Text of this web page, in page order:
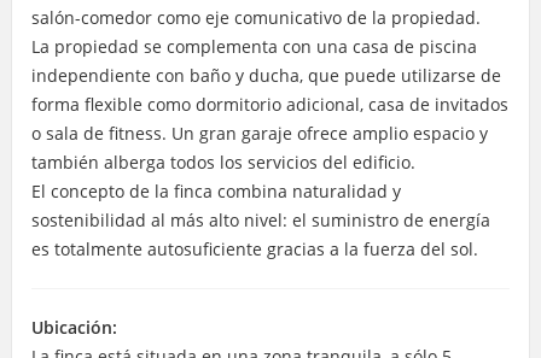
salón-comedor como eje comunicativo de la propiedad.
La propiedad se complementa con una casa de piscina
independiente con baño y ducha, que puede utilizarse de
forma flexible como dormitorio adicional, casa de invitados
o sala de fitness. Un gran garaje ofrece amplio espacio y
también alberga todos los servicios del edificio.
El concepto de la finca combina naturalidad y
sostenibilidad al más alto nivel: el suministro de energía
es totalmente autosuficiente gracias a la fuerza del sol.
Ubicación: